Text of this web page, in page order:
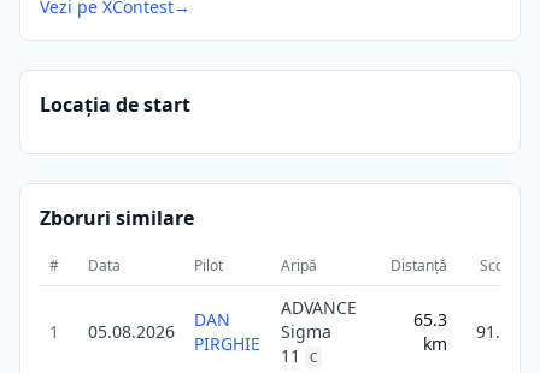
Vezi pe XContest→
Locația de start
Zboruri similare
# Data Pilot Aripă Distanță Scor
1 05.08.2026
DAN
PIRGHIE
ADVANCE
Sigma
11
C
65.3
km
91.4